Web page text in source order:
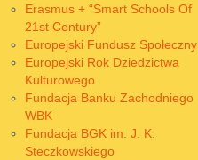
Erasmus + “Smart Schools Of
21st Century”
Europejski Fundusz Społeczny
Europejski Rok Dziedzictwa
Kulturowego
Fundacja Banku Zachodniego
WBK
Fundacja BGK im. J. K.
Steczkowskiego